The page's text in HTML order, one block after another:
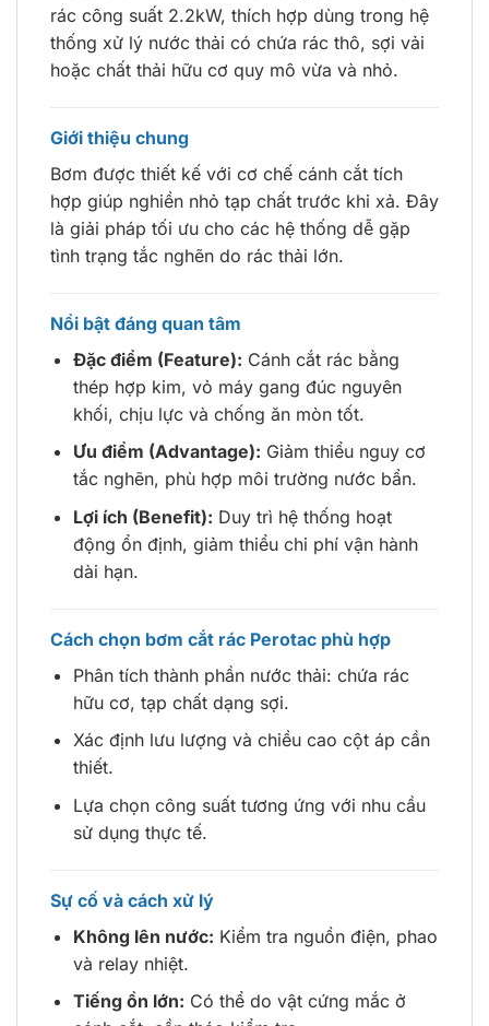
rác công suất 2.2kW, thích hợp dùng trong hệ
thống xử lý nước thải có chứa rác thô, sợi vải
hoặc chất thải hữu cơ quy mô vừa và nhỏ.
Giới thiệu chung
Bơm được thiết kế với cơ chế cánh cắt tích
hợp giúp nghiền nhỏ tạp chất trước khi xả. Đây
là giải pháp tối ưu cho các hệ thống dễ gặp
tình trạng tắc nghẽn do rác thải lớn.
Nổi bật đáng quan tâm
Đặc điểm (Feature): Cánh cắt rác bằng
thép hợp kim, vỏ máy gang đúc nguyên
khối, chịu lực và chống ăn mòn tốt.
Ưu điểm (Advantage): Giảm thiểu nguy cơ
tắc nghẽn, phù hợp môi trường nước bẩn.
Lợi ích (Benefit): Duy trì hệ thống hoạt
động ổn định, giảm thiểu chi phí vận hành
dài hạn.
Cách chọn bơm cắt rác Perotac phù hợp
Phân tích thành phần nước thải: chứa rác
hữu cơ, tạp chất dạng sợi.
Xác định lưu lượng và chiều cao cột áp cần
thiết.
Lựa chọn công suất tương ứng với nhu cầu
sử dụng thực tế.
Sự cố và cách xử lý
Không lên nước: Kiểm tra nguồn điện, phao
và relay nhiệt.
Tiếng ồn lớn: Có thể do vật cứng mắc ở